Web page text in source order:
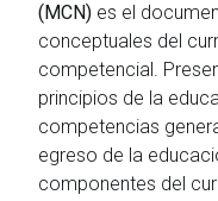
(MCN) es el
conceptuales del
competencial.
principios de la
competencias
egreso de la
componentes del